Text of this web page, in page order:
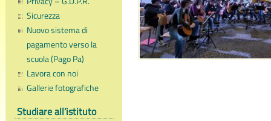
Sicurezza
Nuovo sistema di
pagamento verso la
scuola (Pago Pa)
Lavora con noi
Gallerie fotografiche
Studiare all’istituto